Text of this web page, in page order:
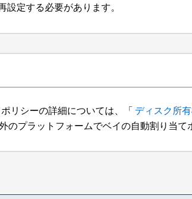
定する必要があります。
リシーの詳細については、「 ディスク所
のプラットフォームでベイの自動割り当て